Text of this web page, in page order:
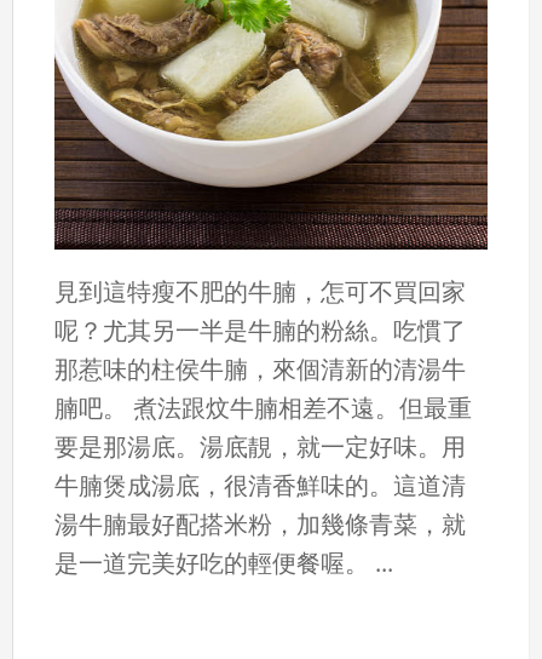
見到這特瘦不肥的牛腩，怎可不買回家
呢？尤其另一半是牛腩的粉絲。吃慣了
那惹味的柱侯牛腩，來個清新的清湯牛
腩吧。 煮法跟炆牛腩相差不遠。但最重
要是那湯底。湯底靚，就一定好味。用
牛腩煲成湯底，很清香鮮味的。這道清
湯牛腩最好配搭米粉，加幾條青菜，就
是一道完美好吃的輕便餐喔。 ...